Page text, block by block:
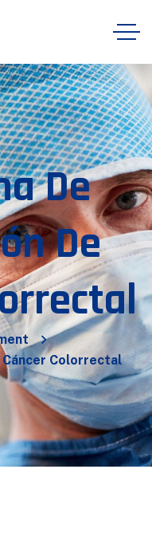
De
De
Colorrectal